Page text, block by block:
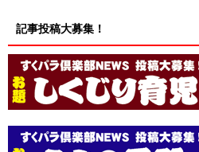
記事投稿大募集！